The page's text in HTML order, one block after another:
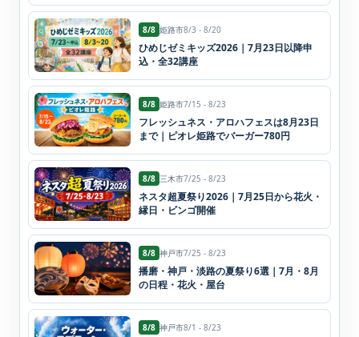
8/8 姫路市8/3 - 8/20
ひめじゼミキッズ2026｜7月23日以降申
込・全32講座
8/8 姫路市7/15 - 8/23
フレッシュネス・アロハフェスは8月23日
まで｜ピオレ姫路でバーガー780円
8/8 三木市7/25 - 8/23
ネスタ超夏祭り2026｜7月25日から花火・
縁日・ビンゴ開催
8/8 神戸市7/25 - 8/23
播磨・神戸・淡路の夏祭り6選｜7月・8月
の日程・花火・屋台
8/8 神戸市8/1 - 8/23